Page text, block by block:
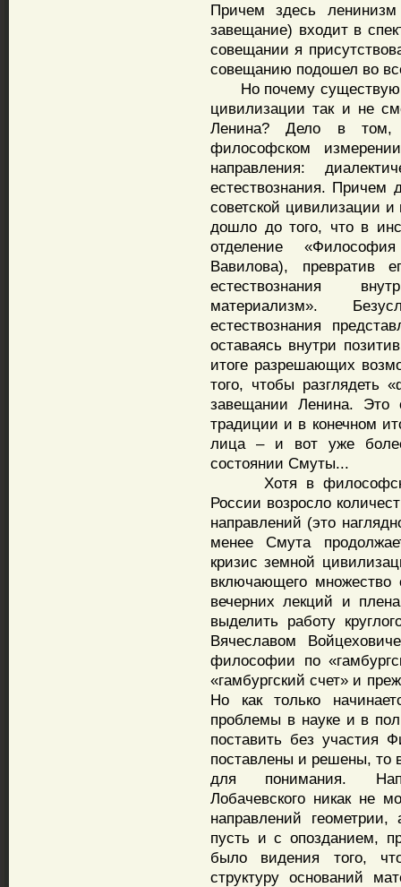
Причем здесь
завещание) входит в
совещании я
совещанию подошел во
Но почему
цивилизации так и не
Ленина? Дело в том,
философском
направления:
естествознания.
советской цивилизации
дошло до того, что в
отделение
Вавилова), превратив
естествознания
материализм».
естествознания
оставаясь внутри
итоге разрешающих
того, чтобы разглядеть
завещании Ленина. Это
традиции и в конечном
лица – и вот уже
состоянии Смуты...
Хотя в философских
России возросло
направлений (это
менее Смута
кризис земной
включающего множество
вечерних лекций и
выделить работу
Вячеславом
философии по
«гамбургский счет» и
Но как только
проблемы в науке и в
поставить без участия
поставлены и решены, то
для понимания.
Лобачевского никак не
направлений
пусть и с опозданием,
было видения того,
структуру оснований